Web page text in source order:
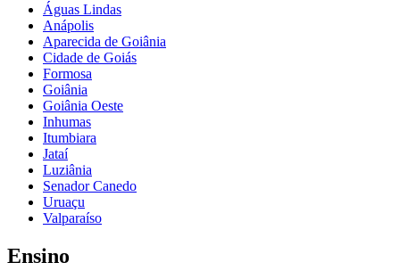
Águas Lindas
Anápolis
Aparecida de Goiânia
Cidade de Goiás
Formosa
Goiânia
Goiânia Oeste
Inhumas
Itumbiara
Jataí
Luziânia
Senador Canedo
Uruaçu
Valparaíso
Ensino